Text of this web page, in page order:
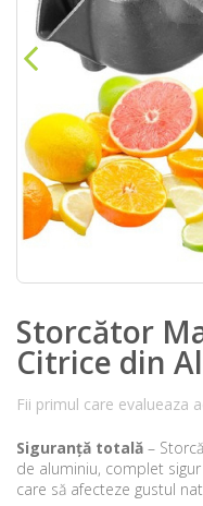
Storcător
Citrice din
Fii primul care evalueaza
Siguranță totală –
de aluminiu, complet
care să afecteze gustul